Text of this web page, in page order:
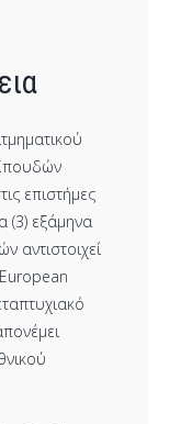
επιστήμες
(3) εξάμηνα
αντιστοιχεί